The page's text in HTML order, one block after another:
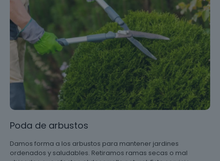
Poda de arbustos
Damos forma a los arbustos para mantener jardines
ordenados y saludables. Retiramos ramas secas o mal